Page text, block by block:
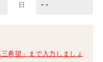
日
希望」まで入力しましょ